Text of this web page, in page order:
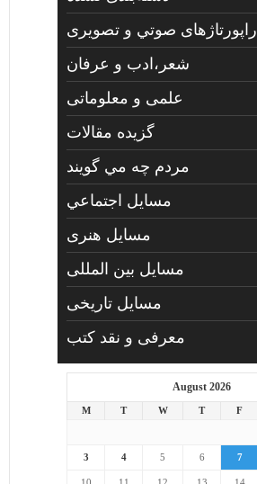
راپورتاژهای صوتي و تصويری
شعر،ادب و عرفان
علمی و معلوماتی
گزیده مقالات
مردم چه مي گويند
مسايل اجتماعي
مسايل هنری
مسایل بین المللی
مسایل تاریخی
معرفی و نقد کتب
August 2026
M T W T F
3 4 5 6 7
10 11 12 13 14